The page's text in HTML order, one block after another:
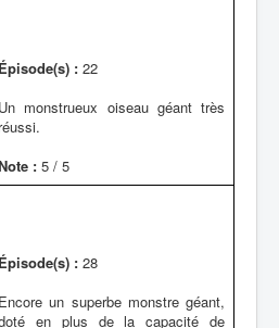
Épisode(s) : 22
Un monstrueux oiseau géant très
réussi.
: 5 / 5
Épisode(s) : 28
Encore un superbe monstre géant,
en plus de la capacité de